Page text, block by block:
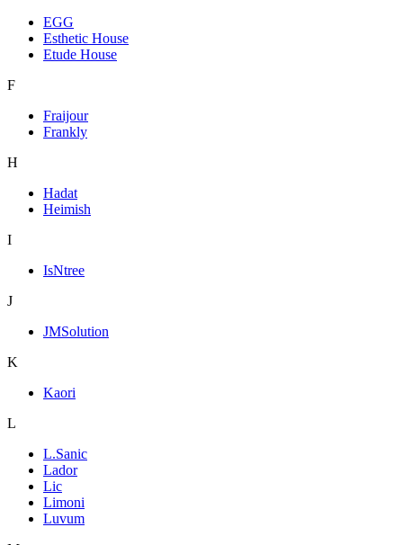
EGG
Esthetic House
Etude House
F
Fraijour
Frankly
H
Hadat
Heimish
I
IsNtree
J
JMSolution
K
Kaori
L
L.Sanic
Lador
Lic
Limoni
Luvum